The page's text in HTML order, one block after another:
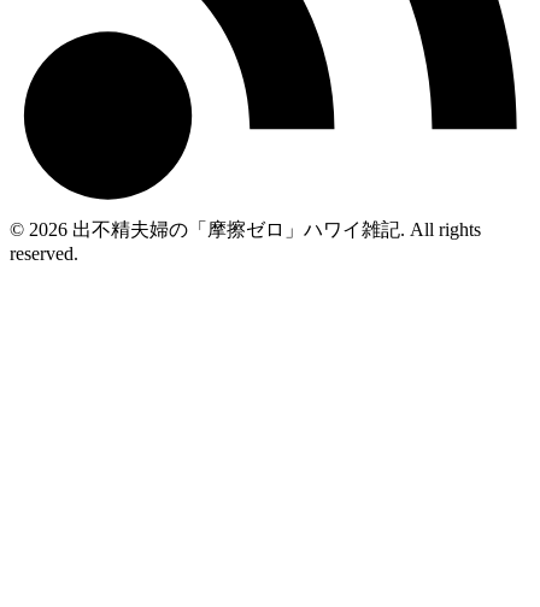
© 2026 出不精夫婦の「摩擦ゼロ」ハワイ雑記. All rights
reserved.